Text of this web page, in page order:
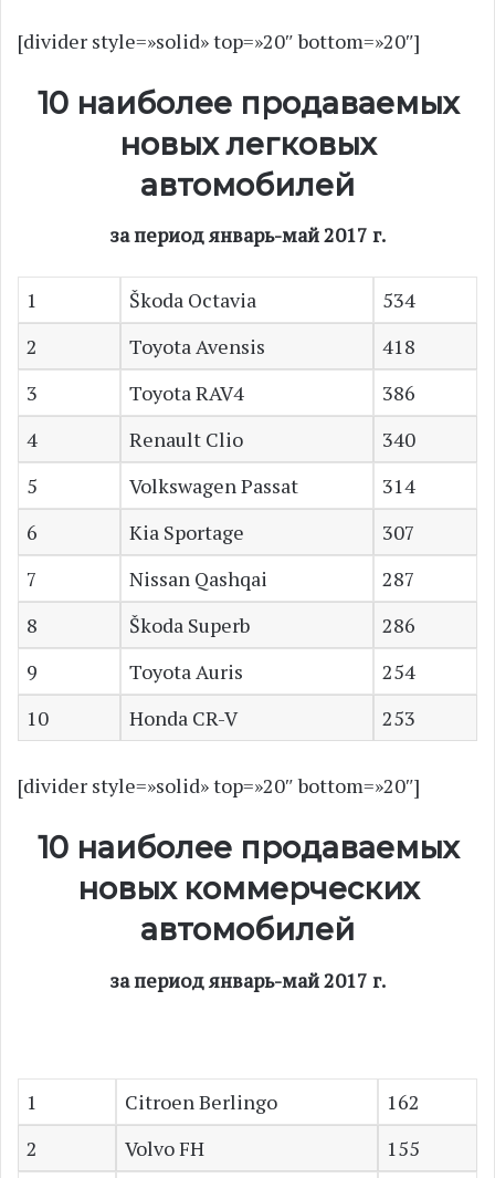
[divider style=»solid» top=»20″ bottom=»20″]
10 наиболее продаваемых
новых легковых
автомобилей
за период январь-май 2017 г.
1 Škoda Octavia
534
2
Toyota Avensis
418
3
Toyota RAV4
386
4
Renault Clio
340
5
Volkswagen Passat
314
6
Kia Sportage
307
7
Nissan Qashqai
287
8
Škoda Superb
286
9
Toyota Auris
254
10
Honda CR-V 253
[divider style=»solid» top=»20″ bottom=»20″]
10 наиболее продаваемых
новых коммерческих
автомобилей
за период январь-май 2017 г.
1 Citroen Berlingo
162
2
Volvo FH 155